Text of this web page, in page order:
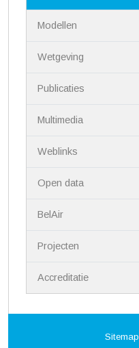
Modellen
Wetgeving
Publicaties
Multimedia
Weblinks
Open data
BelAir
Projecten
Accreditatie
Sitemap